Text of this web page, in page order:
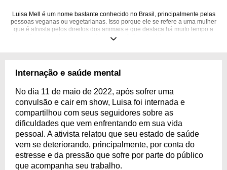
Luisa Mell é um nome bastante conhecido no Brasil, principalmente pelas
pessoas veganas ou vegetarianas. Isso porque ele se refere a uma mulher
que é ativista pelos direitos dos animais e que destaca há muito tempo a
importância de oferecer as melhores condições de vida para esses seres.
seguir. Inspire-se nos projetos dessa figura tão importante!
19/09/1978
Internação e saúde mental
No dia 11 de maio de 2022, após sofrer uma
convulsão e cair em show, Luisa foi internada e
compartilhou com seus seguidores sobre as
dificuldades que vem enfrentando em sua vida
pessoal. A ativista relatou que seu estado de saúde
vem se deteriorando, principalmente, por conta do
estresse e da pressão que sofre por parte do público
que acompanha seu trabalho.